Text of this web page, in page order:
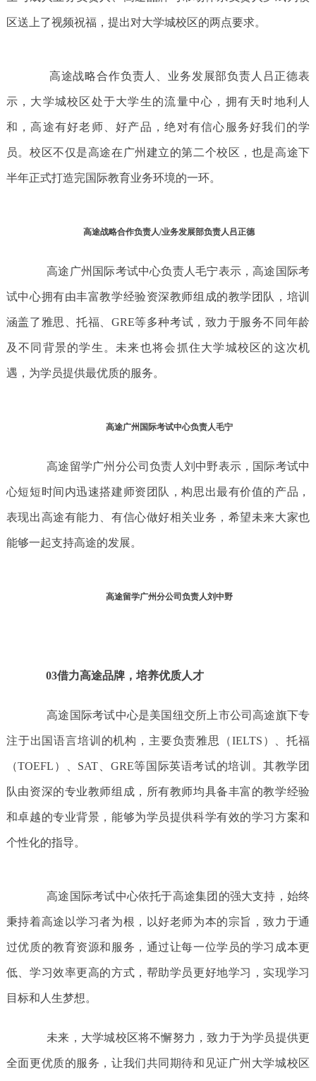
区送上了视频祝福，提出对大学城校区的两点要求。
高途战略合作负责人、业务发展部负责人吕正德表
示，大学城校区处于大学生的流量中心，拥有天时地利人
和，高途有好老师、好产品，绝对有信心服务好我们的学
员。校区不仅是高途在广州建立的第二个校区，也是高途下
半年正式打造完国际教育业务环境的一环。
高途战略合作负责人/业务发展部负责人吕正德
高途广州国际考试中心负责人毛宁表示，高途国际考
试中心拥有由丰富教学经验资深教师组成的教学团队，培训
涵盖了雅思、托福、GRE等多种考试，致力于服务不同年龄
及不同背景的学生。未来也将会抓住大学城校区的这次机
遇，为学员提供最优质的服务。
高途广州国际考试中心负责人毛宁
高途留学广州分公司负责人刘中野表示，国际考试中
心短短时间内迅速搭建师资团队，构思出最有价值的产品，
表现出高途有能力、有信心做好相关业务，希望未来大家也
能够一起支持高途的发展。
高途留学广州分公司负责人刘中野
03借力高途品牌，培养优质人才
高途国际考试中心是美国纽交所上市公司高途旗下专
注于出国语言培训的机构，主要负责雅思（IELTS）、托福
（TOEFL）、SAT、GRE等国际英语考试的培训。其教学团
队由资深的专业教师组成，所有教师均具备丰富的教学经验
和卓越的专业背景，能够为学员提供科学有效的学习方案和
个性化的指导。
高途国际考试中心依托于高途集团的强大支持，始终
秉持着高途以学习者为根，以好老师为本的宗旨，致力于通
过优质的教育资源和服务，通过让每一位学员的学习成本更
低、学习效率更高的方式，帮助学员更好地学习，实现学习
目标和人生梦想。
未来，大学城校区将不懈努力，致力于为学员提供更
全面更优质的服务，让我们共同期待和见证广州大学城校区